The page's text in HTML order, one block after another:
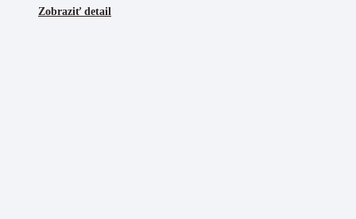
Zobraziť detail